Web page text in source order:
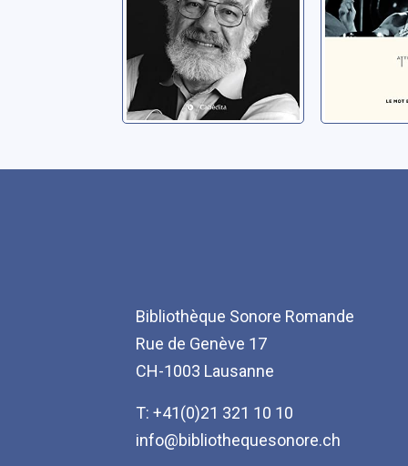
Bibliothèque Sonore Romande
Rue de Genève 17
CH-1003 Lausanne
T: +41(0)21 321 10 10
info@bibliothequesonore.ch